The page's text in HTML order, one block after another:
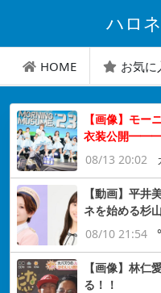
ハロ
HOME お気に
【画像】モー
衣装公開
08/13 20:02
【動画】平井
ネを始める杉
08/10 21:54
【画像】林仁
る！！